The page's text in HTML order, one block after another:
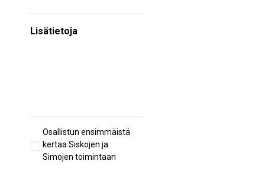
Lisätietoja
Aiempi
osallistuminen
Osallistun ensimmäistä
kertaa Siskojen ja
Simojen toimintaan